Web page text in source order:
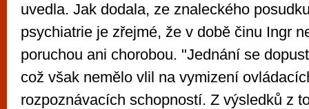
uvedla. Jak dodala, ze znaleckého
psychiatrie je zřejmé, že v době činu Ingr
poruchou ani chorobou. "Jednání se
což však nemělo vlil na vymizení
rozpoznávacích schopností. Z výsledků z